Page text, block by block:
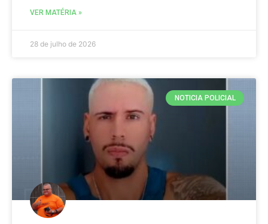
VER MATÉRIA »
28 de julho de 2026
NOTICIA POLICIAL